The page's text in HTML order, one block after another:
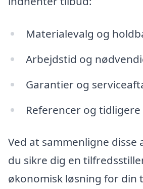
Materialevalg og
Arbejdstid og
Garantier og
Referencer og
Ved at sammenligne disse
du sikre dig en
økonomisk løsning for din